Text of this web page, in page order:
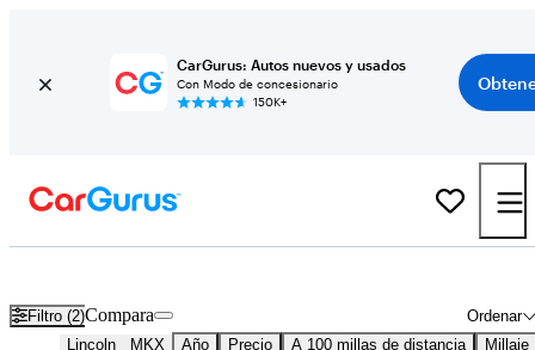
CarGurus: Autos nuevos y usados
Con Modo de concesionario
150K+
Filtro (2) Ordenar
Compara
Lincoln MKX Año Precio A 100 millas de distancia Millaje